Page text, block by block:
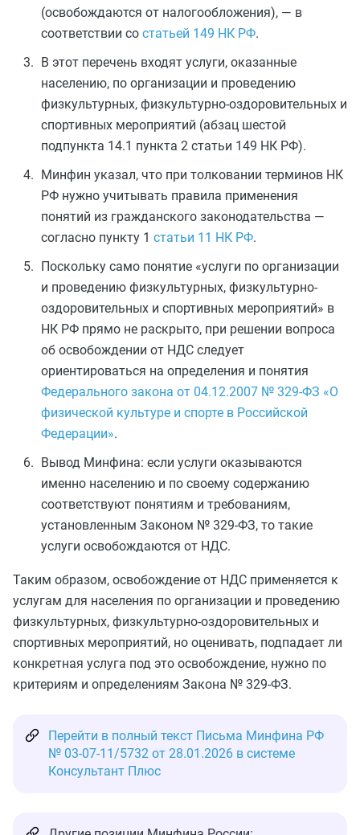
(освобождаются от налогообложения), — в
соответствии со статьей 149 НК РФ.
В этот перечень входят услуги, оказанные
населению, по организации и проведению
физкультурных, физкультурно-оздоровительных и
спортивных мероприятий (абзац шестой
подпункта 14.1 пункта 2 статьи 149 НК РФ).
Минфин указал, что при толковании терминов НК
РФ нужно учитывать правила применения
понятий из гражданского законодательства —
согласно пункту 1 статьи 11 НК РФ.
Поскольку само понятие «услуги по организации
и проведению физкультурных, физкультурно-
оздоровительных и спортивных мероприятий» в
НК РФ прямо не раскрыто, при решении вопроса
об освобождении от НДС следует
ориентироваться на определения и понятия
Федерального закона от 04.12.2007 № 329-ФЗ «О
физической культуре и спорте в Российской
Федерации».
Вывод Минфина: если услуги оказываются
именно населению и по своему содержанию
соответствуют понятиям и требованиям,
установленным Законом № 329‑ФЗ, то такие
услуги освобождаются от НДС.
Таким образом, освобождение от НДС применяется к
услугам для населения по организации и проведению
физкультурных, физкультурно-оздоровительных и
спортивных мероприятий, но оценивать, подпадает ли
конкретная услуга под это освобождение, нужно по
критериям и определениям Закона № 329‑ФЗ.
Перейти в полный текст Письма Минфина РФ
№ 03-07-11/5732 от 28.01.2026 в системе
Консультант Плюс